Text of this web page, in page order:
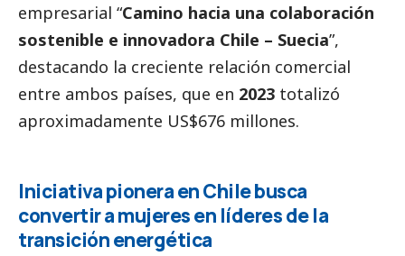
empresarial “Camino hacia una colaboración
sostenible e innovadora Chile – Suecia”,
destacando la creciente relación comercial
entre ambos países, que en 2023 totalizó
aproximadamente US$676 millones.
Iniciativa pionera en Chile busca
convertir a mujeres en líderes de la
transición energética